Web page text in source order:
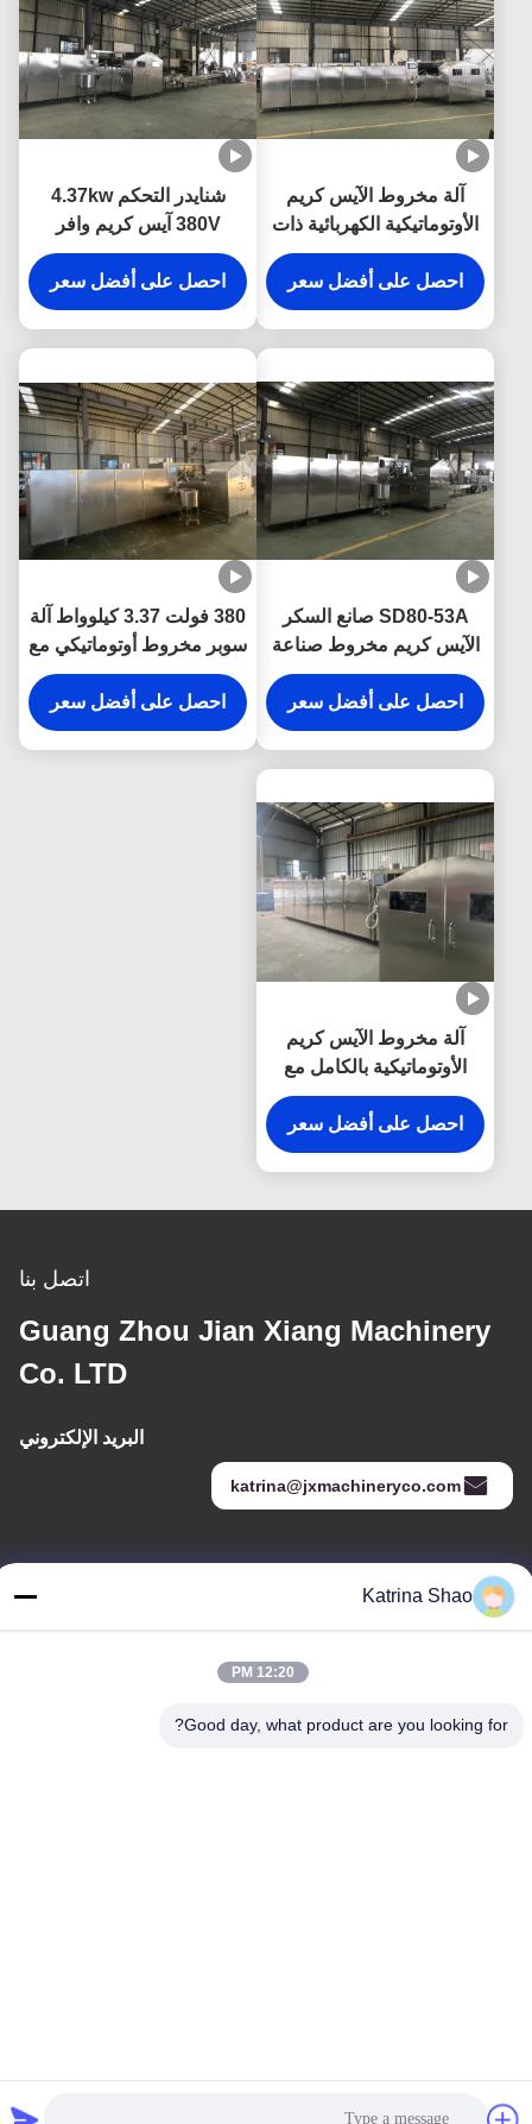
آلة مخروط الآيس كريم
الأوتوماتيكية الكهربائية ذات
اللون الفضي 10 كجم /
ساعة
احصل على أفضل سعر
شنايدر التحكم 4.37kw
380V آيس كريم وافر
مخروط آلة
احصل على أفضل سعر
SD80-53A صانع السكر
الآيس كريم مخروط صناعة
خط الإنتاج 8-10kg/h
استهلاك الغاز المسال
احصل على أفضل سعر
380 فولت 3.37 كيلوواط آلة
سوبر مخروط أوتوماتيكي مع
7-8 كجم / ساعة استهلاك
الغاز الطبيعي المسال
احصل على أفضل سعر
آلة مخروط الآيس كريم
الأوتوماتيكية بالكامل مع
ملحقات شنايدر الكهربائية
2500 قطعة / ساعة
احصل على أفضل سعر
اتصل بنا
Guang Zhou Jian Xiang Machinery
Co. LTD
البريد الإلكتروني
katrina@jxmachineryco.com
العنوان
منطقة بانيو، مدينة قوانغتشو، مقاطعة قوانغدونغ، الصين
الهاتف
Katrina Shao
12:20 PM
Good day, what product are you looking for?